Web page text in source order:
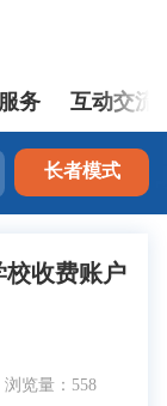
登录
务 互动交流
长者模式
校收费账户
浏览量：558